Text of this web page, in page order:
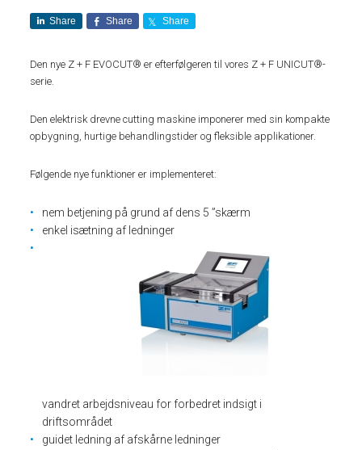
Share Share Share
Den nye Z + F EVOCUT® er efterfølgeren til vores Z + F UNICUT®-
serie.
Den elektrisk drevne cutting maskine imponerer med sin kompakte
opbygning, hurtige behandlingstider og fleksible applikationer.
Følgende nye funktioner er implementeret:
nem betjening på grund af dens 5 ”skærm
enkel isætning af ledninger
vandret arbejdsniveau for forbedret indsigt i
driftsområdet
guidet ledning af afskårne ledninger